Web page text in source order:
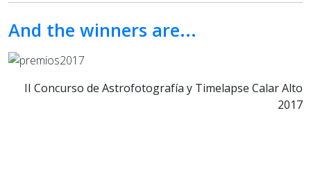
And the winners are...
II Concurso de Astrofotografía y Timelapse Calar Alto
2017